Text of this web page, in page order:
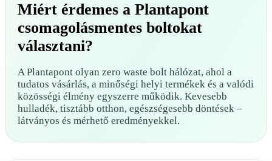
Miért érdemes a Plantapont
csomagolásmentes boltokat
választani?
A Plantapont olyan zero waste bolt hálózat, ahol a
tudatos vásárlás, a minőségi helyi termékek és a valódi
közösségi élmény egyszerre működik. Kevesebb
hulladék, tisztább otthon, egészségesebb döntések –
látványos és mérhető eredményekkel.